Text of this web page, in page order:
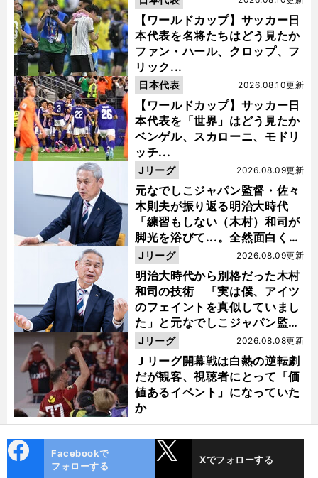
【ワールドカップ】サッカー日
本代表を名将たちはどう見たか
ファン・ハール、クロップ、フ
リック...
【ワールドカップ】サッカー日
本代表を「世界」はどう見たか
ベンゲル、スカローニ、モドリ
ッチ...
2026.08.10更新
日本代表
元なでしこジャパン監督・佐々
木則夫が振り返る明治大時代
「練習もしない（木村）和司が
脚光を浴びて...。全然面白くな
い４年間でした」
2026.08.09更新
Jリーグ
明治大時代から別格だった木村
和司の技術 「実は僕、アイツ
のフェイントを真似していまし
た」と元なでしこジャパン監
督・佐々木則夫
2026.08.09更新
Jリーグ
Ｊリーグ開幕戦は白熱の逆転劇
だが観客、視聴者にとって「価
値あるイベント」になっていた
か
2026.08.08更新
Jリーグ
ok
Facebookで
フォローする
Xでフォローする